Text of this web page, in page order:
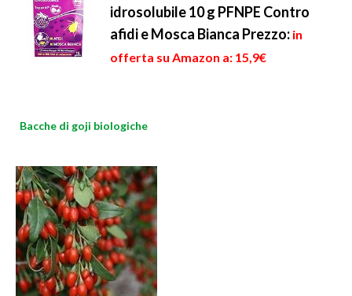
idrosolubile 10 g PFNPE Contro
afidi e Mosca Bianca Prezzo: in
offerta su Amazon a: 15,9€
Bacche di goji biologiche